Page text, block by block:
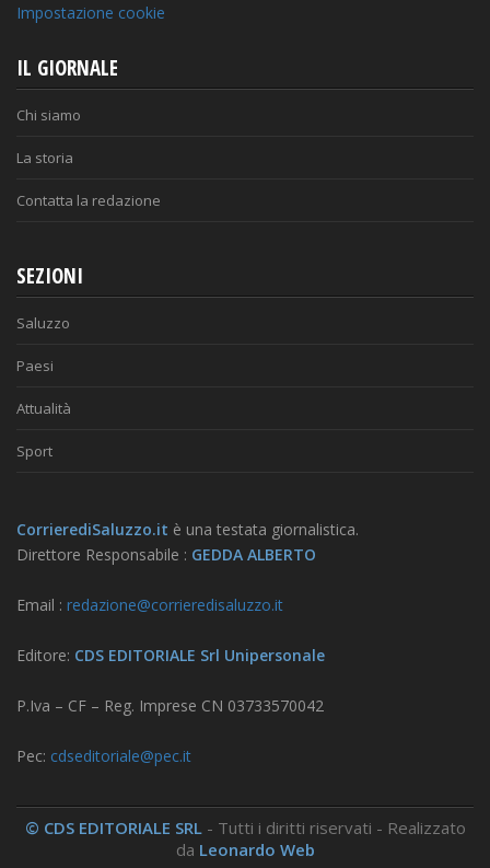
Impostazione cookie
IL GIORNALE
Chi siamo
La storia
Contatta la redazione
SEZIONI
Saluzzo
Paesi
Attualità
Sport
CorrierediSaluzzo.it è una testata giornalistica.
Direttore Responsabile : GEDDA ALBERTO
Email : redazione@corrieredisaluzzo.it
Editore: CDS EDITORIALE Srl Unipersonale
P.Iva – CF – Reg. Imprese CN 03733570042
Pec: cdseditoriale@pec.it
© CDS EDITORIALE SRL - Tutti i diritti riservati - Realizzato
da Leonardo Web